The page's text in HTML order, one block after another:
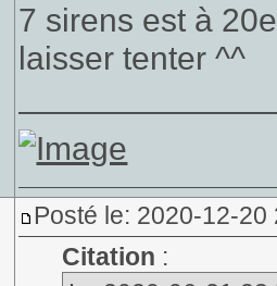
7 sirens est à
laisser tenter ^^
Posté le: 2020-12-20
Citation :